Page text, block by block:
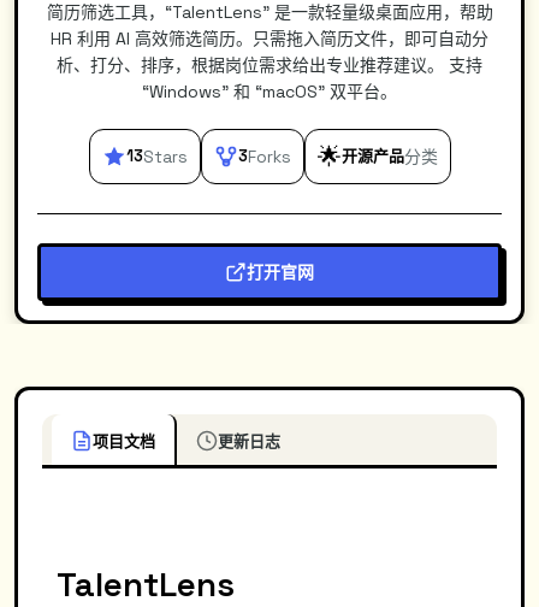
简历筛选工具，“TalentLens” 是一款轻量级桌面应用，帮助
HR 利用 AI 高效筛选简历。只需拖入简历文件，即可自动分
析、打分、排序，根据岗位需求给出专业推荐建议。 支持
“Windows” 和 “macOS” 双平台。
13Stars 3Forks 🌟开源产品分类
打开官网
项目文档 更新日志
TalentLens